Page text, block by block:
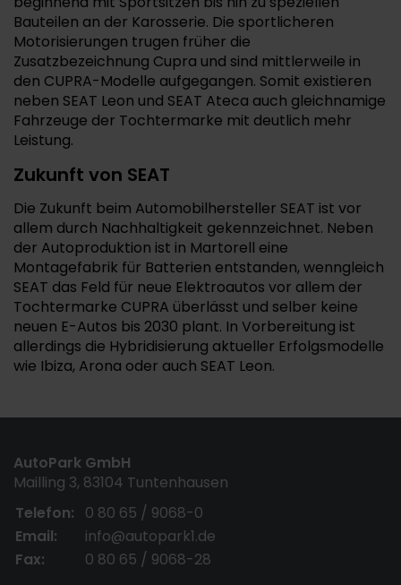
Bauteilen an der Karosserie. Die sportlicheren
Motorisierungen trugen früher die
Zusatzbezeichnung Cupra und sind mittlerweile in
den CUPRA-Modelle aufgegangen. Somit existieren
neben SEAT Leon und SEAT Ateca auch gleichnamige
Fahrzeuge der Tochtermarke mit deutlich mehr
Leistung.
Zukunft von SEAT
Die Zukunft beim Automobilhersteller SEAT ist vor
allem durch Nachhaltigkeit gekennzeichnet. Neben
der Autoproduktion ist in Martorell eine
Montagefabrik für Batterien entstanden, wenngleich
SEAT das Feld für neue Elektroautos vor allem der
Tochtermarke CUPRA überlässt und selber keine
neuen E-Autos bis 2030 plant. In Vorbereitung ist
allerdings die Hybridisierung aktueller Erfolgsmodelle
wie Ibiza, Arona oder auch SEAT Leon.
AutoPark GmbH
Mailling 3, 83104 Tuntenhausen
Telefon:
0 80 65 / 9068-0
Email:
info@autopark1.de
Fax:
0 80 65 / 9068-28